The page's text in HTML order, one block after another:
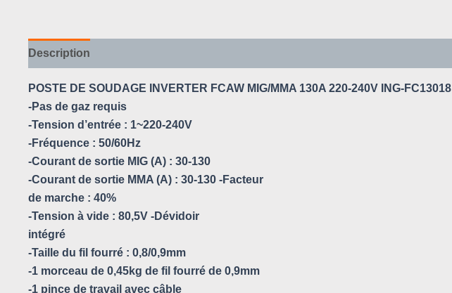
Description
POSTE DE SOUDAGE INVERTER FCAW MIG/MMA 130A 220-240V ING-FC13018
-Pas de gaz requis
-Tension d’entrée : 1~220-240V
-Fréquence : 50/60Hz
-Courant de sortie MIG (A) : 30-130
-Courant de sortie MMA (A) : 30-130 -Facteur
de marche : 40%
-Tension à vide : 80,5V -Dévidoir
intégré
-Taille du fil fourré : 0,8/0,9mm
-1 morceau de 0,45kg de fil fourré de 0,9mm
-1 pince de travail avec câble